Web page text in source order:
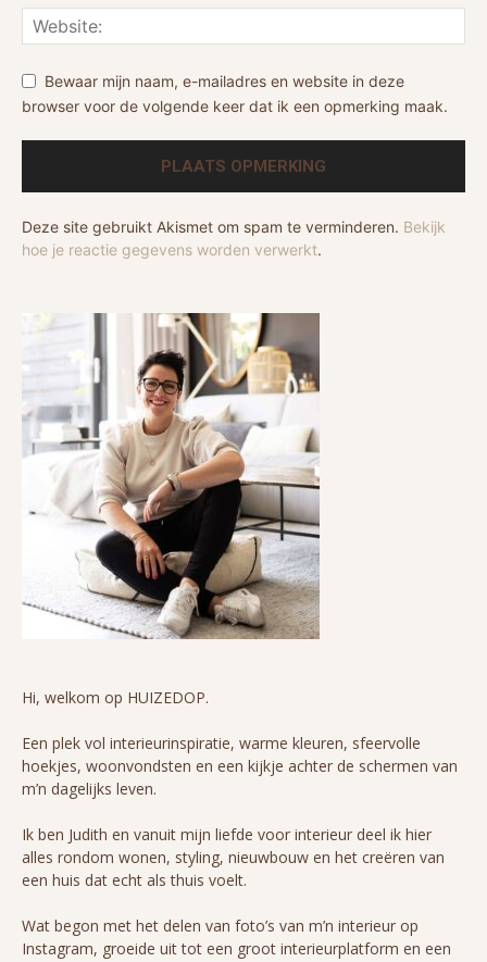
Bewaar mijn naam, e-mailadres en website in deze
browser voor de volgende keer dat ik een opmerking maak.
Deze site gebruikt Akismet om spam te verminderen. Bekijk
hoe je reactie gegevens worden verwerkt.
Hi, welkom op HUIZEDOP.
Een plek vol interieurinspiratie, warme kleuren, sfeervolle
hoekjes, woonvondsten en een kijkje achter de schermen van
m’n dagelijks leven.
Ik ben Judith en vanuit mijn liefde voor interieur deel ik hier
alles rondom wonen, styling, nieuwbouw en het creëren van
een huis dat echt als thuis voelt.
Wat begon met het delen van foto’s van m’n interieur op
Instagram, groeide uit tot een groot interieurplatform en een